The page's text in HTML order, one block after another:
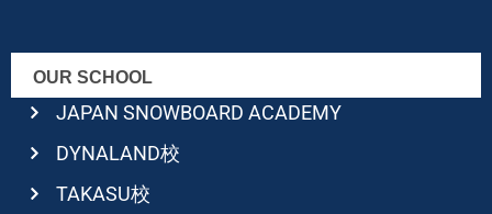
OUR SCHOOL
JAPAN SNOWBOARD ACADEMY
DYNALAND校
TAKASU校